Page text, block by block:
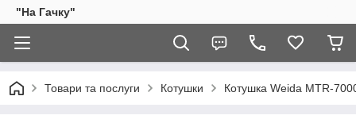
"На Гачку"
Товари та послуги Котушки Котушка Weida MTR-